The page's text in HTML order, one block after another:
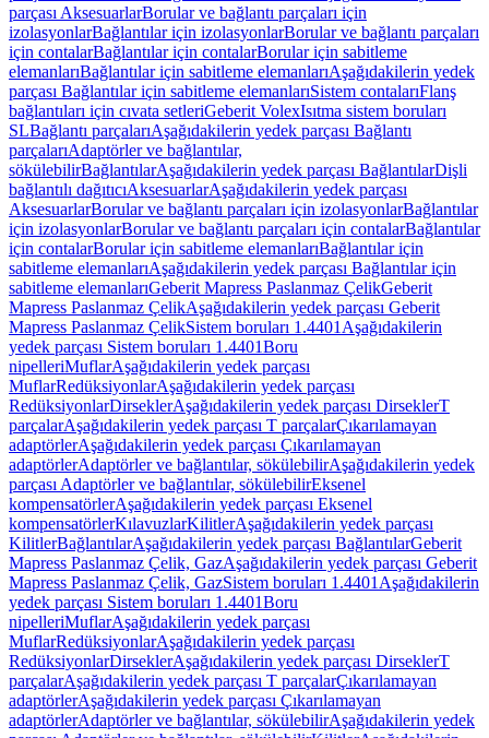
parçası AksesuarlarBorular ve bağlantı parçaları için
izolasyonlarBağlantılar için izolasyonlarBorular ve bağlantı parçaları
için contalarBağlantılar için contalarBorular için sabitleme
elemanlarıBağlantılar için sabitleme elemanlarıAşağıdakilerin yedek
parçası Bağlantılar için sabitleme elemanlarıSistem contalarıFlanş
bağlantıları için cıvata setleriGeberit VolexIsıtma sistem boruları
SLBağlantı parçalarıAşağıdakilerin yedek parçası Bağlantı
parçalarıAdaptörler ve bağlantılar,
sökülebilirBağlantılarAşağıdakilerin yedek parçası BağlantılarDişli
bağlantılı dağıtıcıAksesuarlarAşağıdakilerin yedek parçası
AksesuarlarBorular ve bağlantı parçaları için izolasyonlarBağlantılar
için izolasyonlarBorular ve bağlantı parçaları için contalarBağlantılar
için contalarBorular için sabitleme elemanlarıBağlantılar için
sabitleme elemanlarıAşağıdakilerin yedek parçası Bağlantılar için
sabitleme elemanlarıGeberit Mapress Paslanmaz ÇelikGeberit
Mapress Paslanmaz ÇelikAşağıdakilerin yedek parçası Geberit
Mapress Paslanmaz ÇelikSistem boruları 1.4401 Aşağıdakilerin
yedek parçası Sistem boruları 1.4401Boru
nipelleriMuflarAşağıdakilerin yedek parçası
MuflarRedüksiyonlarAşağıdakilerin yedek parçası
RedüksiyonlarDirseklerAşağıdakilerin yedek parçası DirseklerT
parçalarAşağıdakilerin yedek parçası T parçalarÇıkarılamayan
adaptörlerAşağıdakilerin yedek parçası Çıkarılamayan
adaptörlerAdaptörler ve bağlantılar, sökülebilirAşağıdakilerin yedek
parçası Adaptörler ve bağlantılar, sökülebilirEksenel
kompensatörlerAşağıdakilerin yedek parçası Eksenel
kompensatörlerKılavuzlarKilitlerAşağıdakilerin yedek parçası
KilitlerBağlantılarAşağıdakilerin yedek parçası BağlantılarGeberit
Mapress Paslanmaz Çelik, GazAşağıdakilerin yedek parçası Geberit
Mapress Paslanmaz Çelik, GazSistem boruları 1.4401 Aşağıdakilerin
yedek parçası Sistem boruları 1.4401Boru
nipelleriMuflarAşağıdakilerin yedek parçası
MuflarRedüksiyonlarAşağıdakilerin yedek parçası
RedüksiyonlarDirseklerAşağıdakilerin yedek parçası DirseklerT
parçalarAşağıdakilerin yedek parçası T parçalarÇıkarılamayan
adaptörlerAşağıdakilerin yedek parçası Çıkarılamayan
adaptörlerAdaptörler ve bağlantılar, sökülebilirAşağıdakilerin yedek